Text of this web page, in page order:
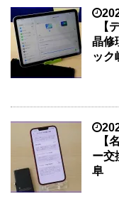
【
晶修
ック
【
ー交
阜